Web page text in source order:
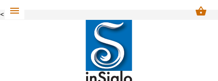
< menu shopping_basket